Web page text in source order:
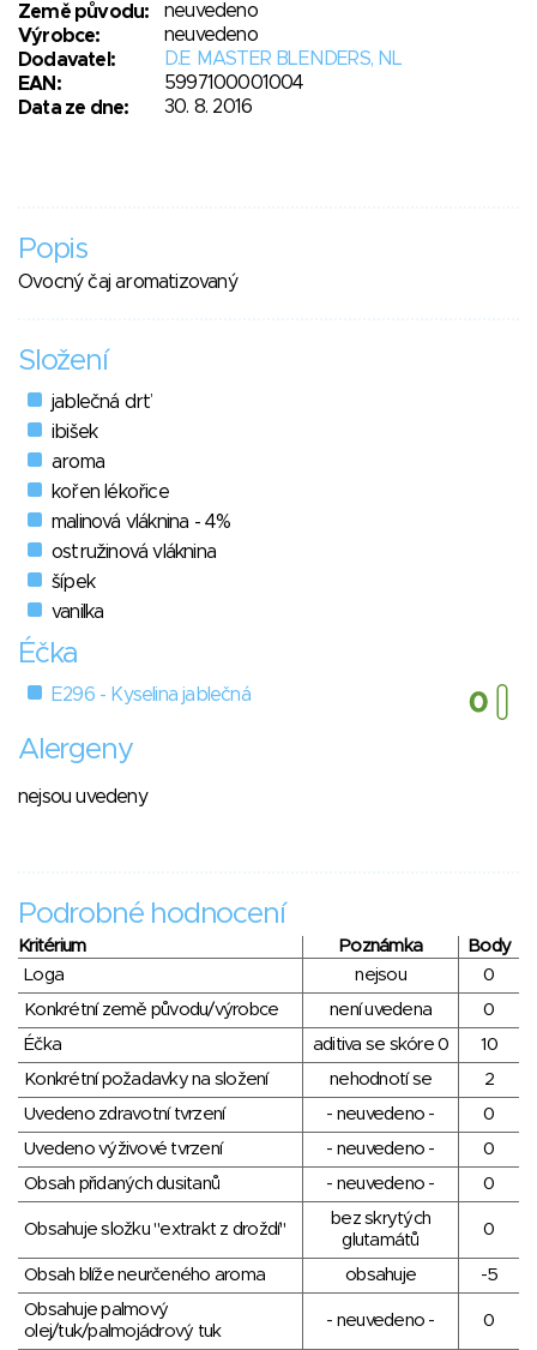
Země původu:
neuvedeno
Výrobce:
neuvedeno
Dodavatel:
D.E MASTER BLENDERS, NL
EAN:
5997100001004
Data ze dne:
30. 8. 2016
Popis
Ovocný čaj aromatizovaný
Složení
jablečná drť
ibišek
aroma
kořen lékořice
malinová vláknina - 4%
ostružinová vláknina
šípek
vanilka
Éčka
E296 - Kyselina jablečná
Alergeny
nejsou uvedeny
Podrobné hodnocení
Kritérium Poznámka
Body
Loga
nejsou
0
Konkrétní země původu/výrobce
není uvedena
0
Éčka
aditiva se skóre 0
10
Konkrétní požadavky na složení
nehodnotí se
2
Uvedeno zdravotní tvrzení
- neuvedeno -
0
Uvedeno výživové tvrzení
- neuvedeno -
0
Obsah přidaných dusitanů
- neuvedeno - 0
Obsahuje složku "extrakt z droždí"
bez skrytých
glutamátů
0
Obsah blíže neurčeného aroma obsahuje
-5
Obsahuje palmový
olej/tuk/palmojádrový tuk
- neuvedeno - 0